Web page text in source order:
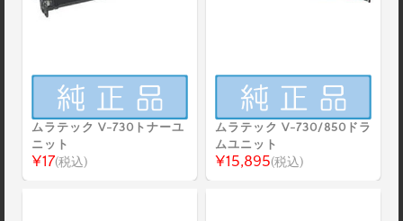
ムラテック V-730トナーユ
ニット
¥17(税込)
ムラテック V-730/850ドラ
ムユニット
¥15,895(税込)